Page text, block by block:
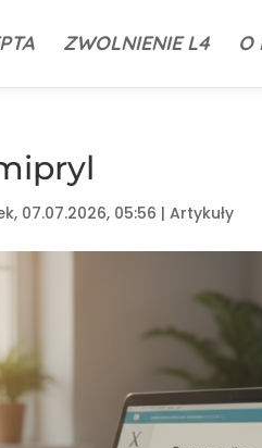
ZWOLNIENIE L4 O
07.07.2026, 05:56 |Artykuły